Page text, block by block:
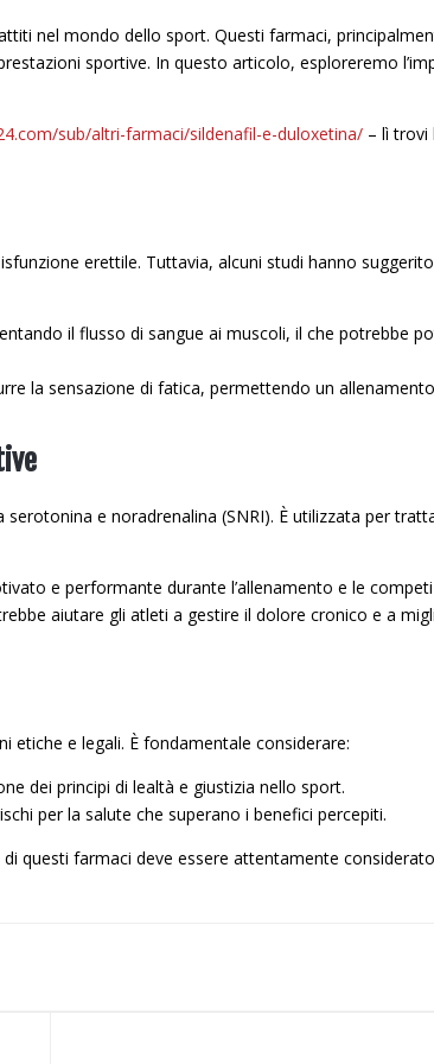
nel mondo dello sport. Questi farmaci,
sportive. In questo articolo, esploreremo
sub/altri-farmaci/sildenafil-e-duloxetina/ – lì trovi
erettile. Tuttavia, alcuni studi hanno
il flusso di sangue ai muscoli, il che potrebbe
la sensazione di fatica, permettendo un
e noradrenalina (SNRI). È utilizzata per
e performante durante l’allenamento e le
aiutare gli atleti a gestire il dolore cronico e a
etiche e legali. È fondamentale considerare:
dei principi di lealtà e giustizia nello sport.
per la salute che superano i benefici percepiti.
questi farmaci deve essere attentamente